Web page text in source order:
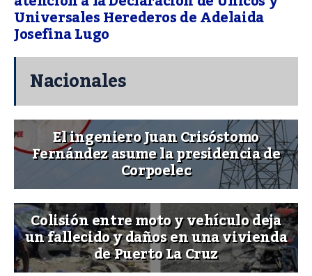
Universales Herederos de Adelaida
Josefina Lugo
Nacionales
El ingeniero Juan Crisóstomo
Fernández asume la presidencia de
Corpoelec
Colisión entre moto y vehículo deja
un fallecido y daños en una vivienda
de Puerto La Cruz